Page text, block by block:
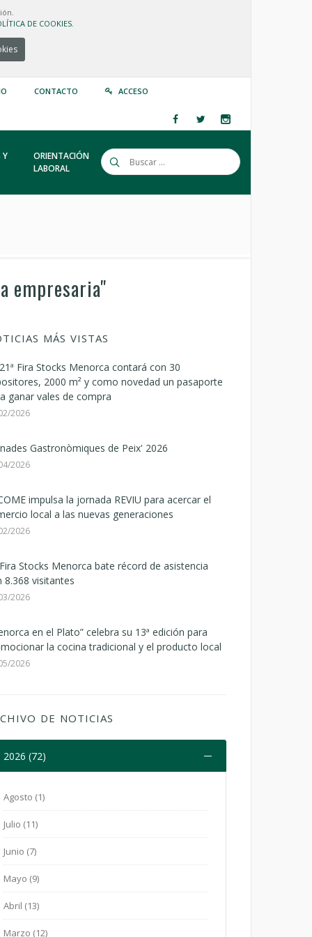
DE COOKIES.
CONTACTO ACCESO
Y
ORIENTACIÓN
LABORAL
empresaria"
MÁS VISTAS
Fira Stocks Menorca contará con 30
2000 m² y como novedad un pasaporte
ganar vales de compra
2026
Gastronòmiques de Peix' 2026
2026
impulsa la jornada REVIU para acercar el
local a las nuevas generaciones
2026
Stocks Menorca bate récord de asistencia
8.368 visitantes
2026
en el Plato” celebra su 13ª edición para
la cocina tradicional y el producto local
2026
DE NOTICIAS
2026 (72)
Agosto (1)
Julio (11)
Junio (7)
Mayo (9)
Abril (13)
Marzo (12)